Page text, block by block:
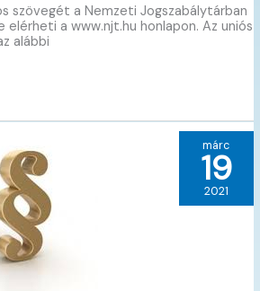
szövegét a Nemzeti Jogszabálytárban
elérheti a www.njt.hu honlapon. Az uniós
alábbi
márc
19
2021